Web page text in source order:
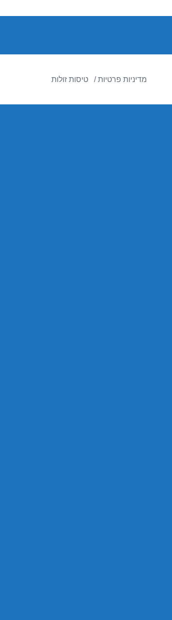
מדיניות פרטיות טיסות זולות